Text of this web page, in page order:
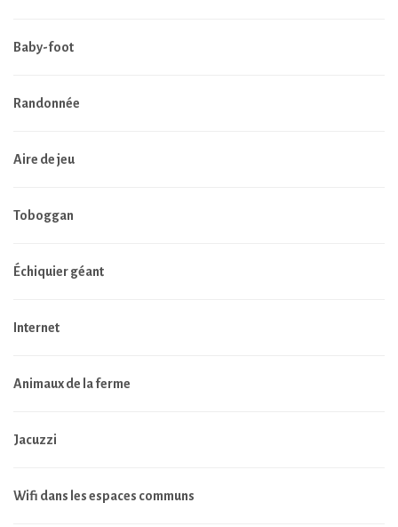
Baby-foot
Randonnée
Aire de jeu
Toboggan
Échiquier géant
Internet
Animaux de la ferme
Jacuzzi
Wifi dans les espaces communs